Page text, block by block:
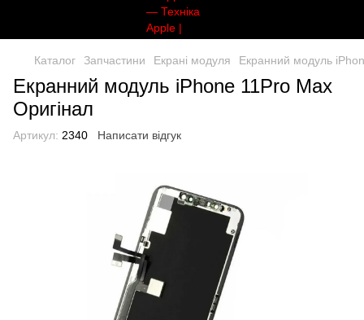
Каталог Запчастини Екрані модуля Екранний модуль
Екранний модуль iPhone 11Pro Max
Оригінал
Артикул: 2340 Написати відгук